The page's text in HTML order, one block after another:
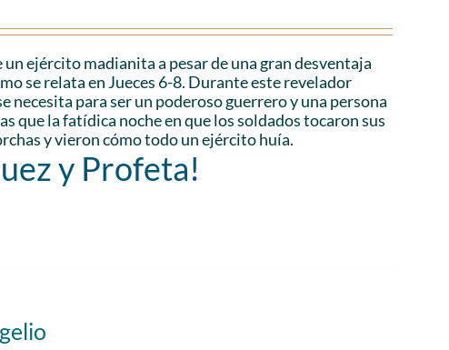
ejército madianita a pesar de una gran desventaja
se relata en Jueces 6-8. Durante este revelador
para ser un poderoso guerrero y una persona
que la fatídica noche en que los soldados tocaron sus
y vieron cómo todo un ejército huía.
y Profeta!